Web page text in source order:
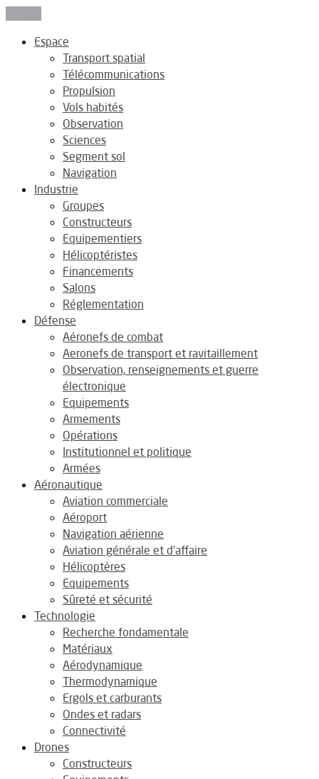
Espace
Transport spatial
Télécommunications
Propulsion
Vols habités
Observation
Sciences
Segment sol
Navigation
Industrie
Groupes
Constructeurs
Equipementiers
Hélicoptéristes
Financements
Salons
Réglementation
Défense
Aéronefs de combat
Aeronefs de transport et ravitaillement
Observation, renseignements et guerre
électronique
Equipements
Armements
Opérations
Institutionnel et politique
Armées
Aéronautique
Aviation commerciale
Aéroport
Navigation aérienne
Aviation générale et d’affaire
Hélicoptères
Equipements
Sûreté et sécurité
Technologie
Recherche fondamentale
Matériaux
Aérodynamique
Thermodynamique
Ergols et carburants
Ondes et radars
Connectivité
Drones
Constructeurs